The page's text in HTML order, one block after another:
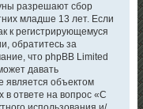
разрешают сбор
младше 13 лет. Если
к регистрирующемуся
обратитесь за
что phpBB Limited
давать
является объектом
в ответе на вопрос «С